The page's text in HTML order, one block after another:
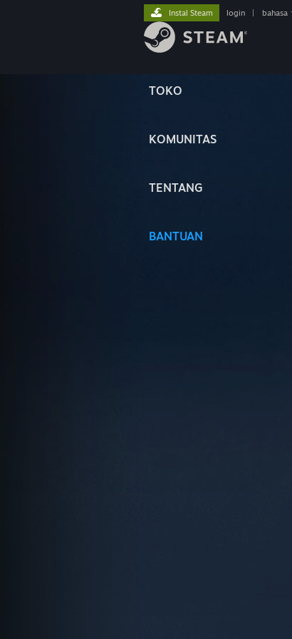
TOKO
KOMUNITAS
TENTANG
BANTUAN
Instal Steam login bahasa